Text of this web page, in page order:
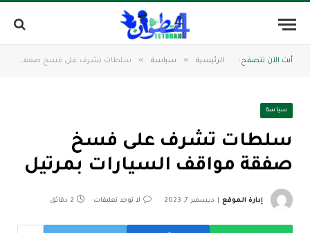
أنت الآن تتصفح: الرئيسية » سياسة » سلطات تشرف على فسخ صفقة مواقف السيارات بمرتيل
سياسة
سلطات تشرف على فسخ
صفقة مواقف السيارات بمرتيل
إدارة الموقع ديسمبر 7, 2023 لا توجد تعليقات 2 دقائق